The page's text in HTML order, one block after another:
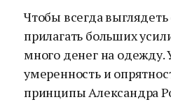
Чтобы всегда
прилагать больших
много денег на одежду.
умеренность и
принципы Александра